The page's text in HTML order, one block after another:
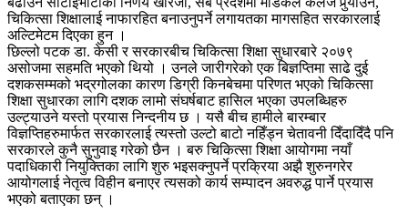
चिकित्सा शिक्षालाई नाफारहित बनाउनुपर्ने लगायतका मागसहित सरकारलाई
अल्टिमेटम दिएका हुन ।
छिल्लो पटक डा. केसी र सरकारबीच चिकित्सा शिक्षा सुधारबारे २०७९
असोजमा सहमति भएको थियो । उनले जारीगरेको एक बिज्ञप्तिमा साढे दुई
दशकसम्मको भद्रगोलका कारण डिग्री किनबेचमा परिणत भएको चिकित्सा
शिक्षा सुधारका लागि दशक लामो संघर्षबाट हासिल भएका उपलब्धिहरु
उल्ट्याउने यस्तो प्रयास निन्दनीय छ । यसै बीच हामीले बारम्बार
विज्ञप्तिहरुमार्फत सरकारलाई त्यस्तो उल्टो बाटो नहिँड्न चेतावनी दिँदादिँदै पनि
सरकारले कुनै सुनुवाइ गरेको छैन । बरु चिकित्सा शिक्षा आयोगमा नयाँ
पदाधिकारी नियुक्तिका लागि शुरु भइसक्नुपर्ने प्रक्रिया अझै शुरुनगरेर
आयोगलाई नेतृत्व विहीन बनाएर त्यसको कार्य सम्पादन अवरुद्ध पार्ने प्रयास
भएको बताएका छन् ।